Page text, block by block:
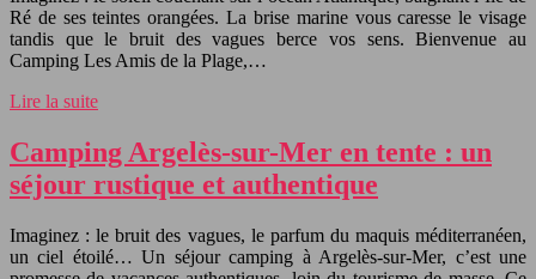
Ré de ses teintes orangées. La brise marine vous caresse le visage
tandis que le bruit des vagues berce vos sens. Bienvenue au
Camping Les Amis de la Plage,…
Lire la suite
Camping Argelès-sur-Mer en tente : un
séjour rustique et authentique
Imaginez : le bruit des vagues, le parfum du maquis méditerranéen,
un ciel étoilé… Un séjour camping à Argelès-sur-Mer, c’est une